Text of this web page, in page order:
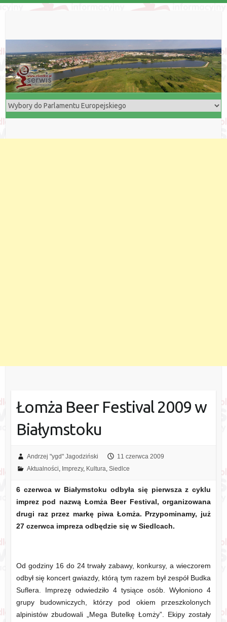
Łomża Beer Festival 2009 w
Białymstoku
Andrzej "ygd" Jagodziński
11 czerwca 2009
Aktualności, Imprezy, Kultura, Siedlce
6 czerwca w Białymstoku odbyła się pierwsza z cyklu
imprez pod nazwą Łomża Beer Festival, organizowana
drugi raz przez markę piwa Łomża. Przypominamy, już
27 czerwca impreza odbędzie się w Siedlcach.
Od godziny 16 do 24 trwały zabawy, konkursy, a wieczorem
odbył się koncert gwiazdy, którą tym razem był zespół Budka
Suflera. Imprezę odwiedziło 4 tysiące osób. Wyłoniono 4
grupy budowniczych, którzy pod okiem przeszkolonych
alpinistów zbudowali „Mega Butelkę Łomży”. Ekipy zostały